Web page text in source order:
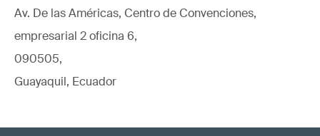
Av. De las Américas, Centro de Convenciones,
empresarial 2 oficina 6,
090505,
Guayaquil, Ecuador